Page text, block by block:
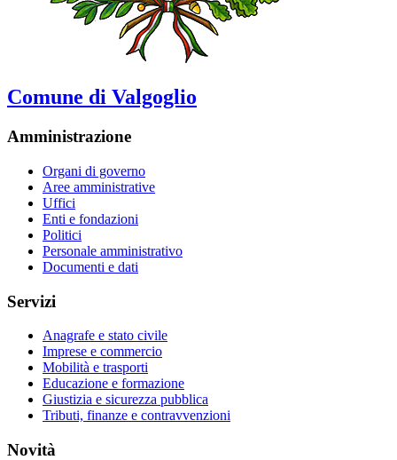
Comune di Valgoglio
Amministrazione
Organi di governo
Aree amministrative
Uffici
Enti e fondazioni
Politici
Personale amministrativo
Documenti e dati
Servizi
Anagrafe e stato civile
Imprese e commercio
Mobilità e trasporti
Educazione e formazione
Giustizia e sicurezza pubblica
Tributi, finanze e contravvenzioni
Novità